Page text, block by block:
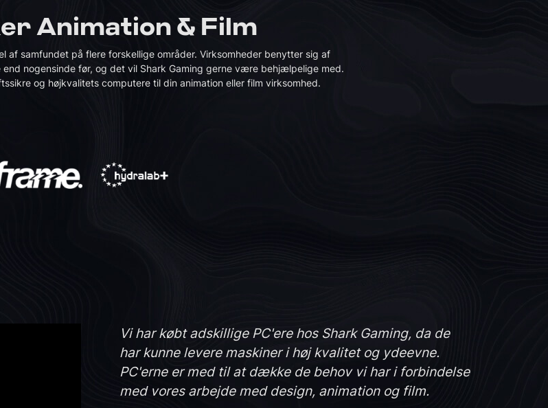
Animation & Film
af samfundet på flere forskellige områder. Virksomheder benytter sig af
end nogensinde før, og det vil Shark Gaming gerne være behjælpelige med.
og højkvalitets computere til din animation eller film virksomhed.
Vi har købt adskillige PC'ere hos Shark Gaming, da de
har kunne levere maskiner i høj kvalitet og ydeevne.
PC'erne er med til at dække de behov vi har i forbindelse
med vores arbejde med design, animation og film.